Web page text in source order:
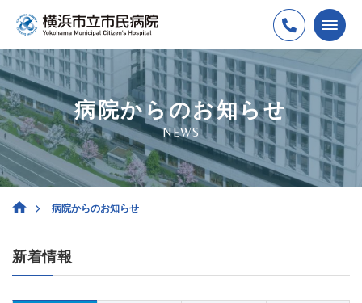
病院からのお知らせ
NEWS
病院からのお知らせ
新着情報